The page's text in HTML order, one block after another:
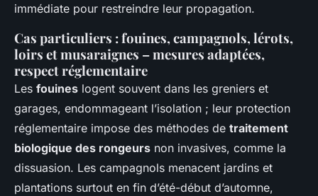
immédiate pour restreindre leur propagation.
Cas particuliers : fouines, campagnols, lérots,
loirs et musaraignes – mesures adaptées,
respect réglementaire
Les fouines logent souvent dans les greniers et
garages, endommageant l’isolation ; leur protection
réglementaire impose des méthodes de traitement
biologique des rongeurs non invasives, comme la
dissuasion. Les campagnols menacent jardins et
plantations surtout en fin d’été-début d’automne,